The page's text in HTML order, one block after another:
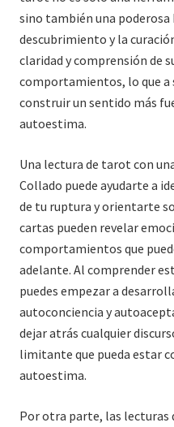
sino también una
descubrimiento y la
claridad y comprensión de
comportamientos, lo que a
construir un sentido más
autoestima.
Una lectura de tarot con
Collado puede ayudarte a
de tu ruptura y orientarte
cartas pueden revelar
comportamientos que
adelante. Al comprender
puedes empezar a
autoconciencia y
dejar atrás cualquier
limitante que pueda estar
autoestima.
Por otra parte, las